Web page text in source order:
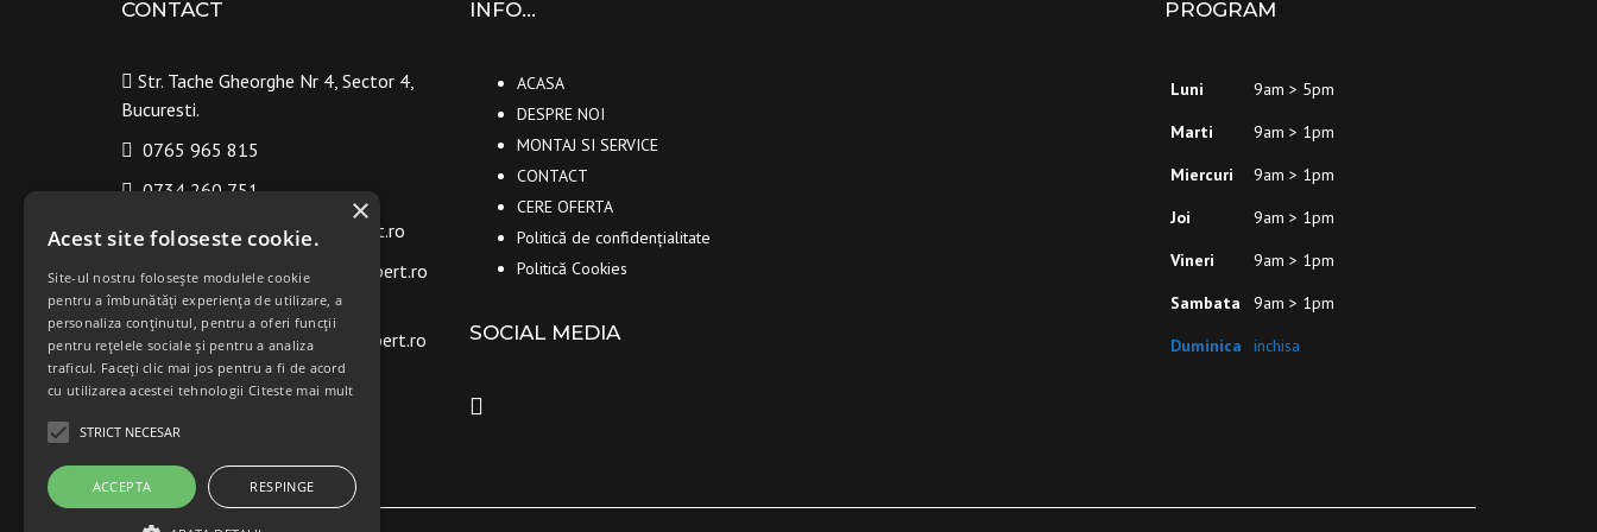
CONTACT
Str. Tache Gheorghe Nr 4, Sector 4,
Bucuresti.
0765 965 815
0734 260 751
contact@old.frigotermexpert.ro
mariusrusu@old.frigotermexpert.ro
ovidiuneacsu@old.frigotermexpert.ro
INFO…
ACASA
DESPRE NOI
MONTAJ SI SERVICE
CONTACT
CERE OFERTA
Politică de confidențialitate
Politică Cookies
SOCIAL MEDIA
PROGRAM
Luni
9am > 5pm
Marti
9am > 1pm
Miercuri
9am > 1pm
Joi
9am > 1pm
Vineri
9am > 1pm
Sambata
9am > 1pm
Duminica
inchisa
×
Acest site foloseste cookie.
Site-ul nostru folosește modulele cookie
pentru a îmbunătăți experiența de utilizare, a
personaliza conținutul, pentru a oferi funcții
pentru rețelele sociale și pentru a analiza
traficul. Faceți clic mai jos pentru a fi de acord
cu utilizarea acestei tehnologii Citeste mai mult
STRICT NECESAR
ACCEPTA RESPINGE